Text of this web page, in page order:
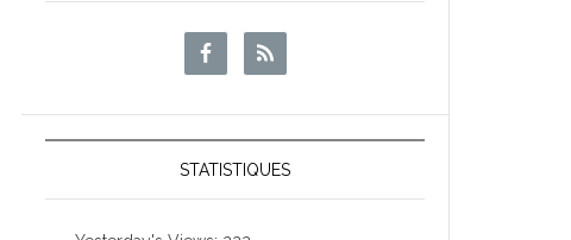
STATISTIQUES